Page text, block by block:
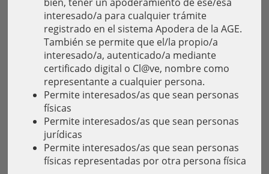
interesado/a para cualquier trámite
registrado en el sistema Apodera de la AGE.
También se permite que el/la propio/a
interesado/a, autenticado/a mediante
certificado digital o Cl@ve, nombre como
representante a cualquier persona.
Permite interesados/as que sean personas
físicas
Permite interesados/as que sean personas
jurídicas
Permite interesados/as que sean personas
físicas representadas por otra persona física